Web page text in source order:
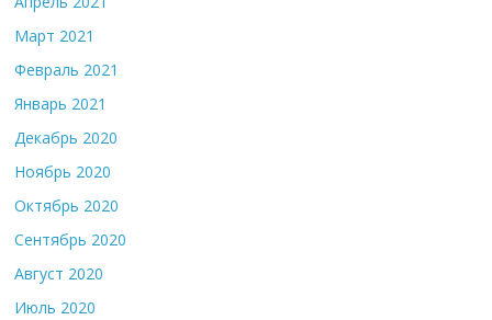
Март 2021
Февраль 2021
Январь 2021
Декабрь 2020
Ноябрь 2020
Октябрь 2020
Сентябрь 2020
Август 2020
Июль 2020